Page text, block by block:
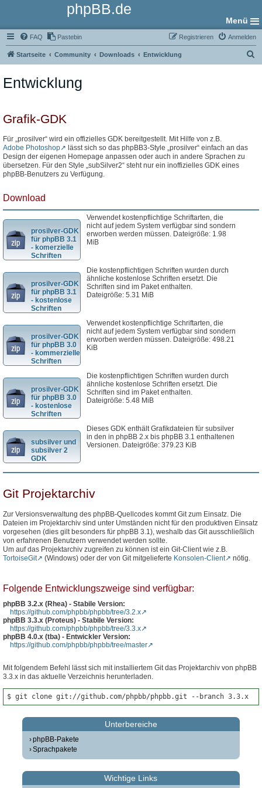
phpBB.de
Menü
FAQ Pastebin Anmelden
Registrieren
Startseite Community Downloads Entwicklung
Entwicklung
Grafik-GDK
Für „prosilver“ wird ein offizielles GDK bereitgestellt. Mit Hilfe von z.B.
Adobe Photoshop
lässt sich so das phpBB3-Style „prosilver“ einfach an das
Design der eigenen Homepage anpassen oder auch in andere Sprachen zu
übersetzen. Für den Style „subSilver2“ steht nur ein inoffizielles GDK eines
phpBB-Benutzers zu Verfügung.
Download
prosilver-GDK
für phpBB 3.1
- komerzielle
Schriften
Verwendet kostenpflichtige Schriftarten, die
nicht auf jedem System verfügbar sind sondern
erworben werden müssen. Dateigröße: 1.98
MiB
prosilver-GDK
für phpBB 3.1
- kostenlose
Schriften
Die kostenpflichtigen Schriften wurden durch
ähnliche kostenlose Schriften ersetzt. Die
Schriften sind im Paket enthalten.
Dateigröße: 5.31 MiB
prosilver-GDK
für phpBB 3.0
- kommerzielle
Schriften
Verwendet kostenpflichtige Schriftarten, die
nicht auf jedem System verfügbar sind sondern
erworben werden müssen. Dateigröße: 498.21
KiB
prosilver-GDK
für phpBB 3.0
- kostenlose
Schriften
Die kostenpflichtigen Schriften wurden durch
ähnliche kostenlose Schriften ersetzt. Die
Schriften sind im Paket enthalten.
Dateigröße: 5.48 MiB
subsilver und
subsilver 2
GDK
Dieses GDK enthält Grafikdateien für subsilver
in den in phpBB 2.x bis phpBB 3.1 enthaltenen
Versionen. Dateigröße: 379.23 KiB
Git Projektarchiv
Zur Versionsverwaltung des phpBB-Quellcodes kommt Git zum Einsatz. Die
Dateien im Projektarchiv sind unter Umständen nicht für den produktiven Einsatz
vorgesehen (dies gilt besonders für phpBB 3.1), weshalb das Git ausschließlich
von erfahrenen Benutzern verwendet werden sollte.
Um auf das Projektarchiv zugreifen zu können ist ein Git-Client wie z.B.
TortoiseGit
(Windows) oder der von Git mitgelieferte Konsolen-Client nötig.
Folgende Entwicklungszweige sind verfügbar:
phpBB 3.2.x (Rhea) - Stabile Version:
https://github.com/phpbb/phpbb/tree/3.2.x
phpBB 3.3.x (Proteus) - Stabile Version:
https://github.com/phpbb/phpbb/tree/3.3.x
phpBB 4.0.x (tba) - Entwickler Version:
https://github.com/phpbb/phpbb/tree/master
Mit folgendem Befehl lässt sich mit installiertem Git das Projektarchiv von phpBB
3.3.x in das aktuelle Verzeichnis herunterladen.
$ git clone git://github.com/phpbb/phpbb.git --branch 3.3.x
Unterbereiche
phpBB-Pakete
Sprachpakete
Wichtige Links